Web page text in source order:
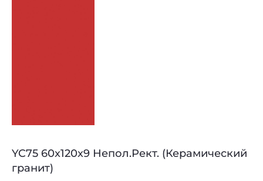
YC75 60x120x9 Непол.Рект. (Керамический
гранит)